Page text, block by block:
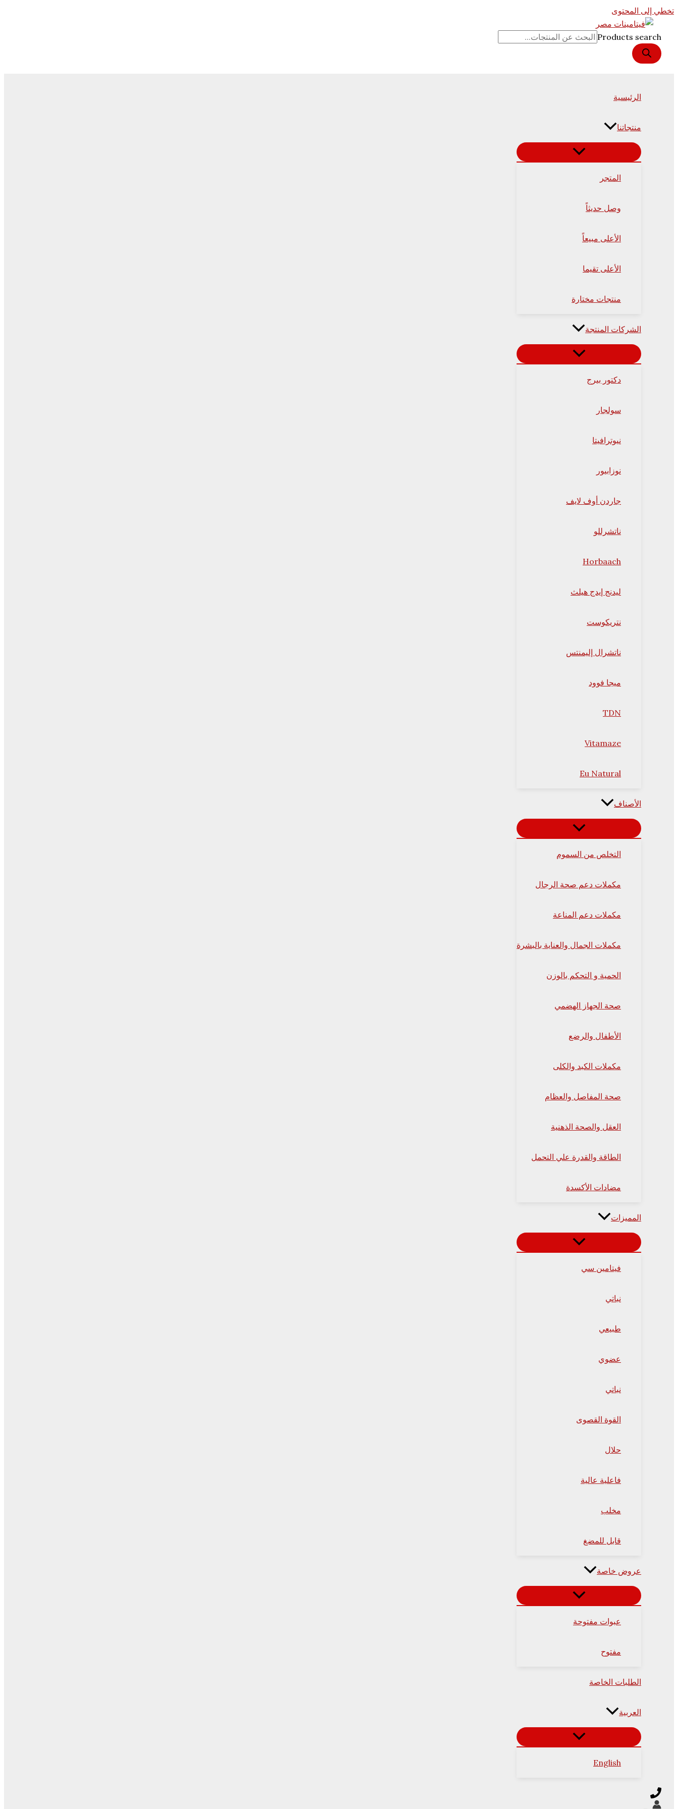
تخطي إلى المحتوى
Products search
الرئيسية
منتجاتنا
المتجر
وصل حديثاً
الأعلى مبيعاً
الأعلى تقيما
منتجات مختارة
الشركات المنتجة
دكتور بيرج
سولجار
نيوترافيتا
نوزابيور
جاردن أوف لايف
ناتشرللو
Horbaach
ليدنج إيدج هيلث
نتريكوست
ناتشرال إليمنتس
ميجا فوود
TDN
Vitamaze
Eu Natural
الأصناف
التخلص من السموم
مكملات دعم صحة الرجال
مكملات دعم المناعة
مكملات الجمال والعناية بالبشرة
الحمية و التحكم بالوزن
صحة الجهاز الهضمي
الأطفال والرضع
مكملات الكبد والكلى
صحة المفاصل والعظام
العقل والصحة الذهنية
الطاقة والقدرة علي التحمل
مضادات الأكسدة
المميزات
فيتامين سي
نباتي
طبيعي
عضوي
نباتي
القوة القصوى
حلال
فاعلية عالية
مخلب
قابل للمضغ
عروض خاصة
عبوات مفتوحة
مفتوح
الطلبات الخاصة
العربية
English